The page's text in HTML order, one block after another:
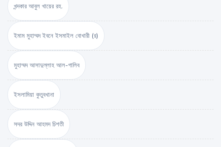
খন্দকার আবুল খায়ের রহ.
ইমাম মুহাম্মদ ইবনে ইসমাইল বোখারী (র)
মুহাম্মদ আসাদুল্লাহ আল-গালিব
ইসলামিয়া কুতুবখানা
সদর উদ্দিন আহমদ চিশতী